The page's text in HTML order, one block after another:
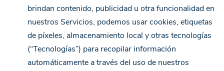
brindan contenido, publicidad u otra funcionalidad en
nuestros Servicios, podemos usar cookies, etiquetas
de píxeles, almacenamiento local y otras tecnologías
(“Tecnologías”) para recopilar información
automáticamente a través del uso de nuestros